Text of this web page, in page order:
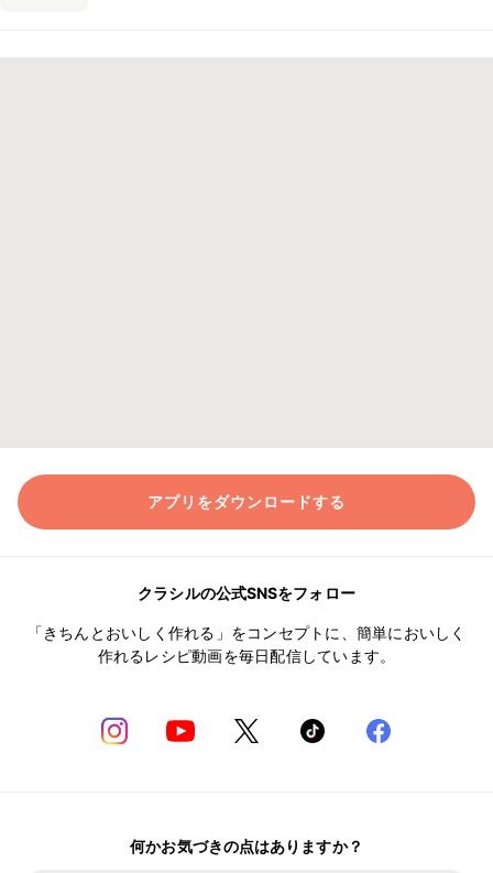
アプリをダウンロードする
クラシルの公式SNSをフォロー
「きちんとおいしく作れる」をコンセプトに、簡単においしく
作れるレシピ動画を毎日配信しています。
何かお気づきの点はありますか？